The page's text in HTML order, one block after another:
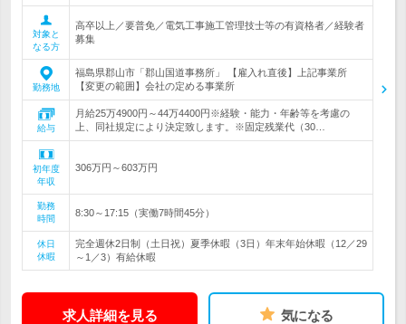
対象と
なる方
高卒以上／要普免／電気工事施工管理技士等の有資格者／経験者
募集
勤務地
福島県郡山市「郡山国道事務所」 【雇入れ直後】上記事業所
【変更の範囲】会社の定める事業所
給与
月給25万4900円～44万4400円※経験・能力・年齢等を考慮の
上、同社規定により決定致します。※固定残業代（30…
初年度
年収
306万円～603万円
勤務
時間
8:30～17:15（実働7時間45分）
休日
休暇
完全週休2日制（土日祝）夏季休暇（3日）年末年始休暇（12／29
～1／3）有給休暇
求人詳細を見る 気になる